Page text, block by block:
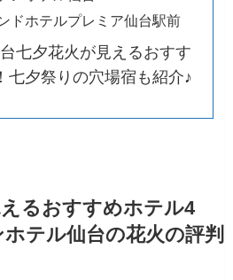
ドホテルプレミア仙台駅前
台七夕花火が見えるおすす
七夕祭りの穴場宿も紹介♪
るおすすめホテル4
テル仙台の花火の評判